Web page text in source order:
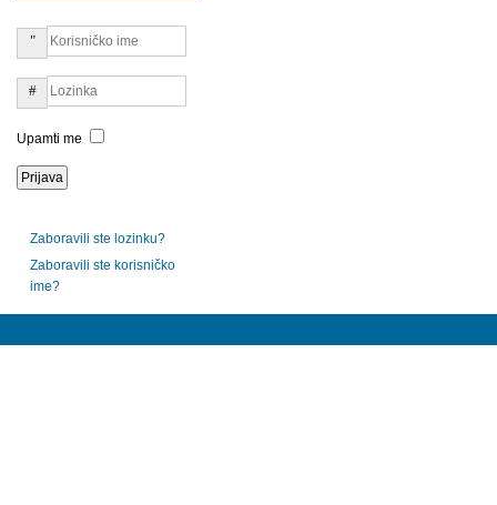
Upamti me
Zaboravili ste lozinku?
Zaboravili ste korisničko
ime?